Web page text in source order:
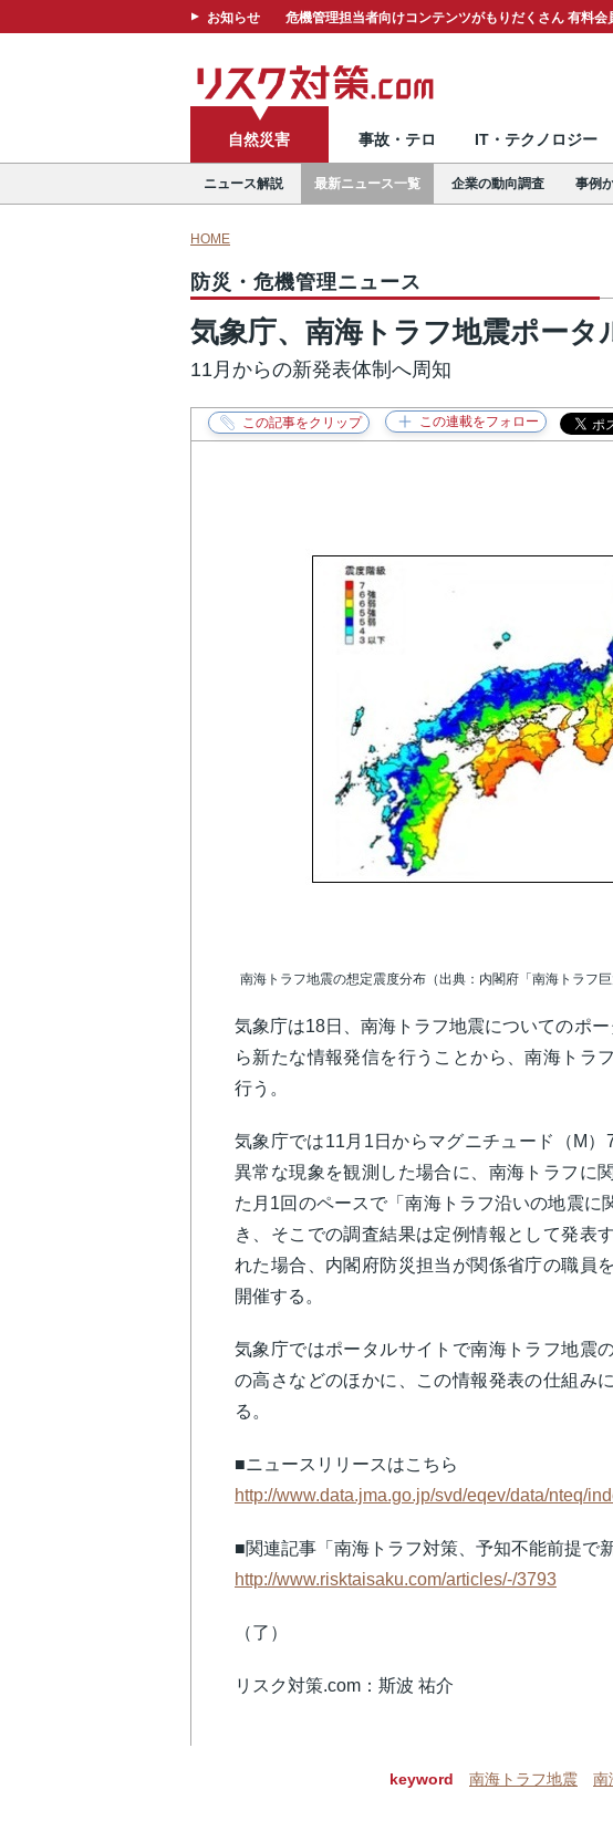
お知らせ 危機管理担当者向けコンテンツがもりだくさん 有料
自然災害 事故・テロ IT・テクノロジー
ニュース解説 最新ニュース一覧 企業の動向調査 事例
HOME
防災・危機管理ニュース
気象庁、南海トラフ地震ポータ
11月からの新発表体制へ周知
南海トラフ地震の想定震度分布（出典：内閣府「南海トラフ
気象庁は18日、南海トラフ地震についてのポ
ら新たな情報発信を行うことから、南海トラ
行う。
気象庁では11月1日からマグニチュード（M
異常な現象を観測した場合に、南海トラフに
た月1回のペースで「南海トラフ沿いの地震に
き、そこでの調査結果は定例情報として発表
れた場合、内閣府防災担当が関係省庁の職員
開催する。
気象庁ではポータルサイトで南海トラフ地震
の高さなどのほかに、この情報発表の仕組み
る。
■ニュースリリースはこちら
http://www.data.jma.go.jp/svd/eqev/data/nteq/
■関連記事「南海トラフ対策、予知不能前提で
http://www.risktaisaku.com/articles/-/3793
（了）
リスク対策.com：斯波 祐介
keyword 南海トラフ地震 南